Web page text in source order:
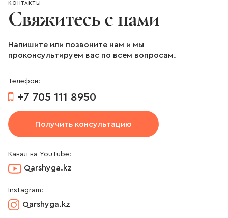
КОНТАКТЫ
Свяжитесь с нами
Напишите или позвоните нам и мы
проконсультируем вас по всем вопросам.
Телефон:
+7 705 111 8950
Получить консультацию
Канал на YouTube:
Qarshyga.kz
Instagram:
Qarshyga.kz